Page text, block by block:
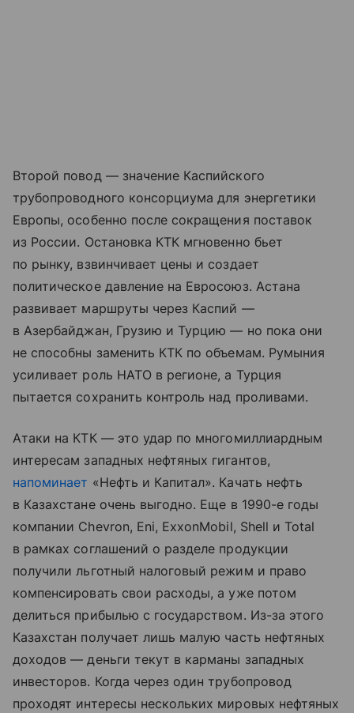
Второй повод — значение Каспийского
трубопроводного консорциума для энергетики
Европы, особенно после сокращения поставок
из России. Остановка КТК мгновенно бьет
по рынку, взвинчивает цены и создает
политическое давление на Евросоюз. Астана
развивает маршруты через Каспий —
в Азербайджан, Грузию и Турцию — но пока они
не способны заменить КТК по объемам. Румыния
усиливает роль НАТО в регионе, а Турция
пытается сохранить контроль над проливами.
Атаки на КТК — это удар по многомиллиардным
интересам западных нефтяных гигантов,
напоминает «Нефть и Капитал». Качать нефть
в Казахстане очень выгодно. Еще в 1990-е годы
компании Chevron, Eni, ExxonMobil, Shell и Total
в рамках соглашений о разделе продукции
получили льготный налоговый режим и право
компенсировать свои расходы, а уже потом
делиться прибылью с государством. Из-за этого
Казахстан получает лишь малую часть нефтяных
доходов — деньги текут в карманы западных
инвесторов. Когда через один трубопровод
проходят интересы нескольких мировых нефтяных